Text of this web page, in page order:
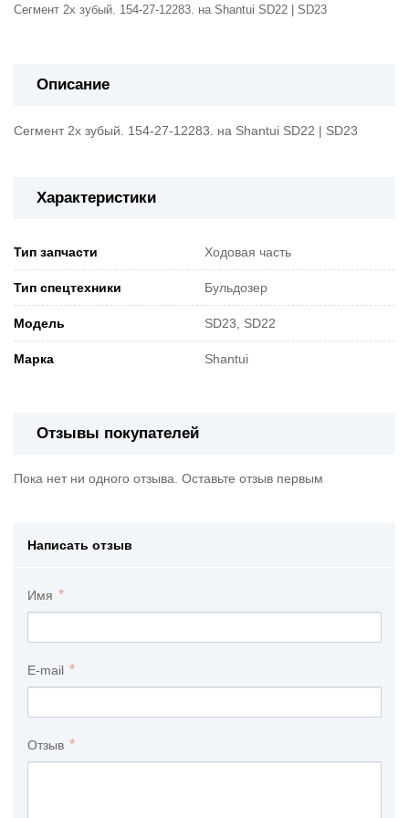
Сегмент 2х зубый. 154-27-12283. на Shantui SD22 | SD23
Описание
Сегмент 2х зубый. 154-27-12283. на Shantui SD22 | SD23
Характеристики
Тип запчасти Ходовая часть
Тип спецтехники Бульдозер
Модель SD23, SD22
Марка Shantui
Отзывы покупателей
Пока нет ни одного отзыва. Оставьте отзыв первым
Написать отзыв
Имя
E-mail
Отзыв